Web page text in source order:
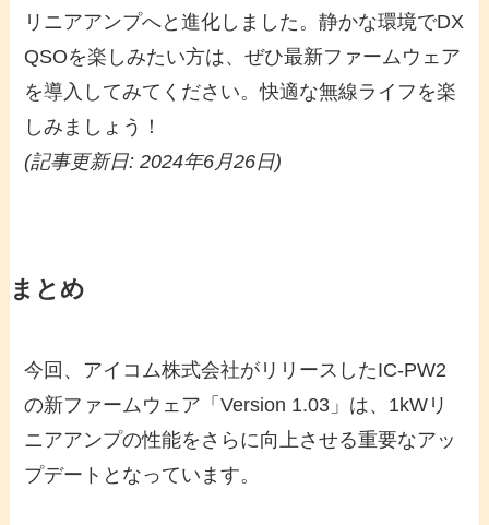
リニアアンプへと進化しました。静かな環境でDX
QSOを楽しみたい方は、ぜひ最新ファームウェア
を導入してみてください。快適な無線ライフを楽
しみましょう！
(記事更新日: 2024年6月26日)
まとめ
今回、アイコム株式会社がリリースしたIC-PW2
の新ファームウェア「Version 1.03」は、1kWリ
ニアアンプの性能をさらに向上させる重要なアッ
プデートとなっています。